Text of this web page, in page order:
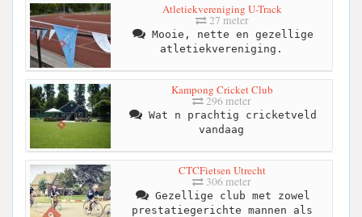
Atletiekvereniging U-Track
27 meter
Mooie, nette en gezellige
atletiekvereniging.
Kampong Cricket Club
296 meter
Wat n prachtig cricketveld
vandaag
CTCFietsen Utrecht
306 meter
Gezellige club met zowel
prestatiegerichte mannen als